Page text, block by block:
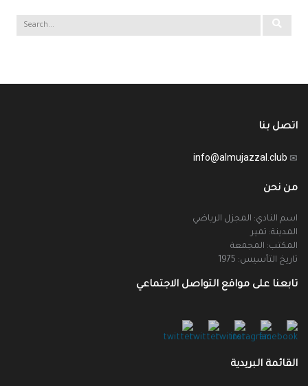
اتصل بنا
info@almujazzal.club
من نحن
اسم النادي: المجزل الرياضي
المدينة: تمير
المكتب: المجمعة
تاريخ التأسيس: 1975
تابعنا على مواقع التواصل الاجتماعي
القائمة البريدية